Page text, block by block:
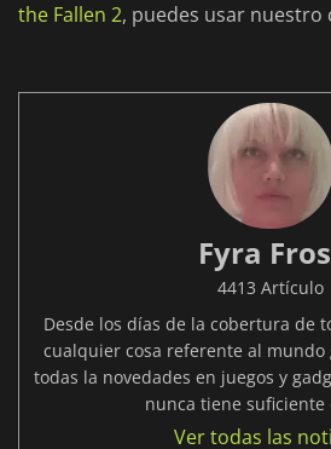
the Fallen 2, puedes usar nuestro
Fyra
4413 Artículo
Desde los días de la cobertura de
cualquier cosa referente al mundo
todas la novedades en juegos y
nunca tiene suficiente
Ver todas las